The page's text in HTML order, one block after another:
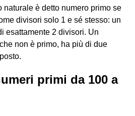
naturale è detto numero primo se
divisori solo 1 e sé stesso: un
esattamente 2 divisori. Un
non è primo, ha più di due
primi da 100 a